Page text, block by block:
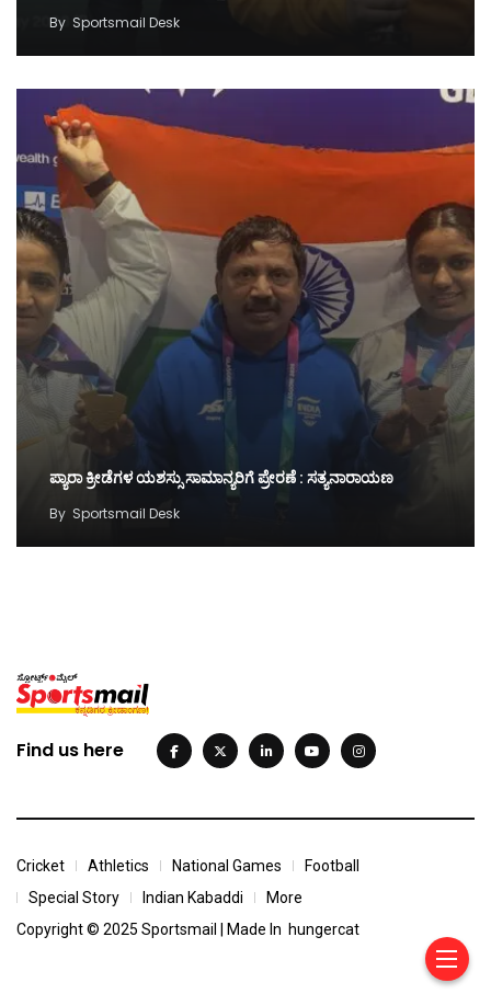
By Sportsmail Desk
ಪ್ಯಾರಾ ಕ್ರೀಡೆಗಳ ಯಶಸ್ಸು ಸಾಮಾನ್ಯರಿಗೆ ಪ್ರೇರಣೆ : ಸತ್ಯನಾರಾಯಣ
By Sportsmail Desk
Find us here
Cricket Athletics National Games
Football
Special Story
Indian Kabaddi
More
Copyright © 2025 Sportsmail | Made In hungercat